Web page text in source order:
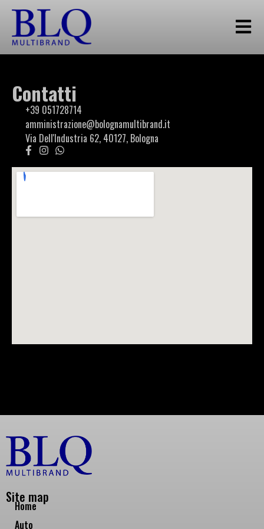
Contatti
+39 051728714
amministrazione@bolognamultibrand.it
Via Dell'Industria 62, 40127, Bologna
Site map
Home
Auto